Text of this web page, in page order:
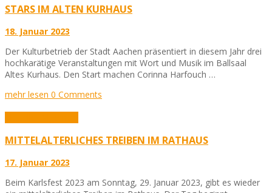
STARS IM ALTEN KURHAUS
18. Januar 2023
Der Kulturbetrieb der Stadt Aachen präsentiert in diesem Jahr drei
hochkarätige Veranstaltungen mit Wort und Musik im Ballsaal
Altes Kurhaus. Den Start machen Corinna Harfouch …
mehr lesen 0 Comments
MITTELALTERLICHES TREIBEN IM RATHAUS
17. Januar 2023
Beim Karlsfest 2023 am Sonntag, 29. Januar 2023, gibt es wieder